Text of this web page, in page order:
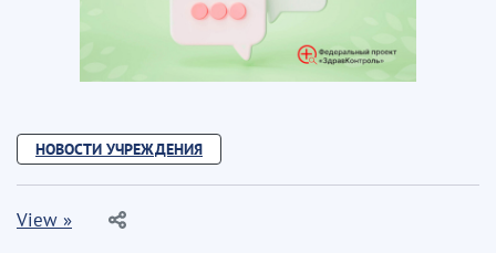
НОВОСТИ УЧРЕЖДЕНИЯ
View »